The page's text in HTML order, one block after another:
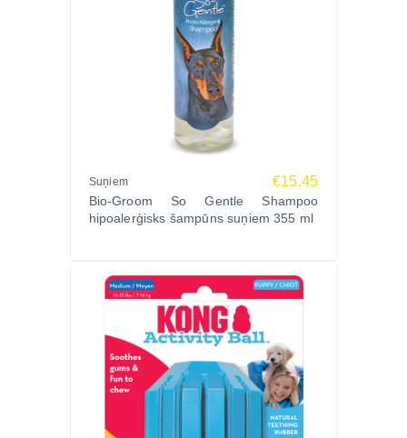
Suņiem €15.45
Bio-Groom So Gentle Shampoo
hipoalerģisks šampūns suņiem 355 ml